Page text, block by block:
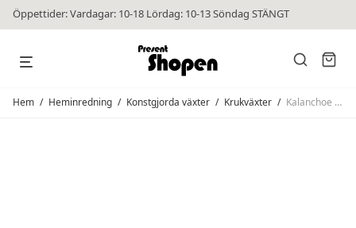
Öppettider: Vardagar: 10-18 Lördag: 10-13 Söndag STÄNGT
Hem / Heminredning / Konstgjorda växter / Krukväxter / Kalanchoe Rosa